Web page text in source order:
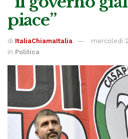
piace”
di ItaliaChiamaItalia
mercoledì
in Politica